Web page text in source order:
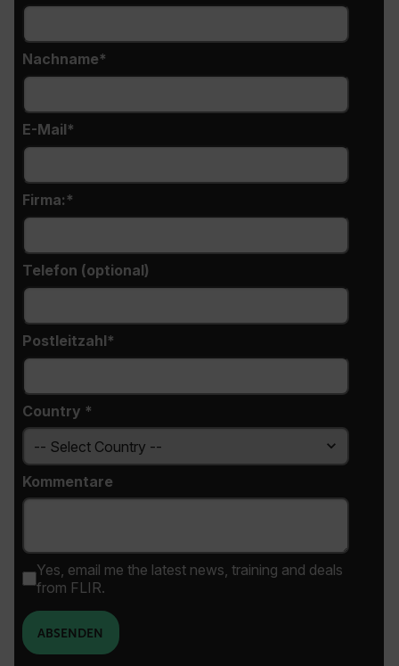
Nachname
E-Mail
Firma:
Telefon (optional)
Postleitzahl*
Country *
Kommentare
Yes, email me the latest news, training and deals
from FLIR.
ABSENDEN
customizerChangeKey
__epiXSRF
OpenIdConnect.nonce.
customer_id
.AspNetCore.Correlation.[-
Datenschutzerklärung